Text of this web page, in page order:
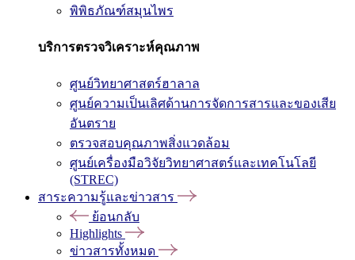
พิพิธภัณฑ์สมุนไพร
บริการตรวจวิเคราะห์คุณภาพ
ศูนย์วิทยาศาสตร์ฮาลาล
ศูนย์ความเป็นเลิศด้านการจัดการสารและของเสีย
อันตราย
ตรวจสอบคุณภาพสิ่งแวดล้อม
ศูนย์เครื่องมือวิจัยวิทยาศาสตร์และเทคโนโลยี
(STREC)
สาระความรู้และข่าวสาร
ย้อนกลับ
Highlights
ข่าวสารทั้งหมด